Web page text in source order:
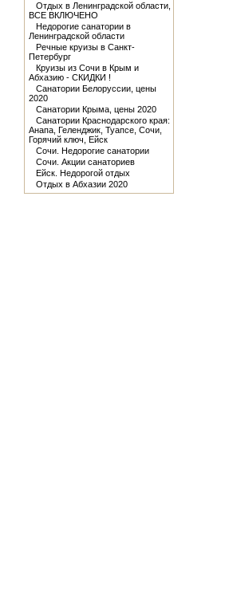
Отдых в Ленинградской области,
ВСЕ ВКЛЮЧЕНО
Недорогие санатории в
Ленинградской области
Речные круизы в Санкт-
Петербург
Круизы из Сочи в Крым и
Абхазию - СКИДКИ !
Санатории Белоруссии, цены
2020
Санатории Крыма, цены 2020
Санатории Краснодарского края:
Анапа, Геленджик, Туапсе, Сочи,
Горячий ключ, Ейск
Сочи. Недорогие санатории
Сочи. Акции санаториев
Ейск. Недорогой отдых
Отдых в Абхазии 2020